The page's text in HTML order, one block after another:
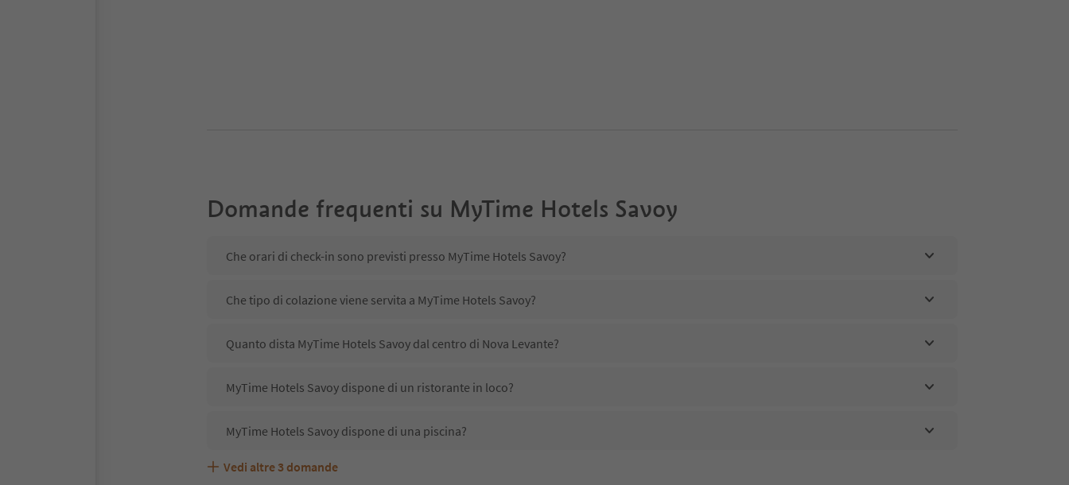
Domande frequenti su MyTime Hotels Savoy
Che orari di check-in sono previsti presso MyTime Hotels Savoy?
Che tipo di colazione viene servita a MyTime Hotels Savoy?
Quanto dista MyTime Hotels Savoy dal centro di Nova Levante?
MyTime Hotels Savoy dispone di un ristorante in loco?
MyTime Hotels Savoy dispone di una piscina?
MyTime Hotels Savoy accetta animali domestici?
Quali servizi/attività sono disponibili presso MyTime Hotels Savoy?
Gli ospiti di MyTime Hotels Savoy ricevono l'Alto Adige Guest Pass?
Vedi altre 3 domande